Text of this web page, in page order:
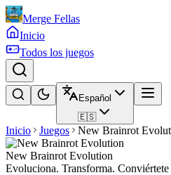
Merge Fellas
Inicio
Todos los juegos
Español
🇪🇸
Inicio Juegos New Brainrot
New Brainrot Evolution
Evoluciona. Transforma.